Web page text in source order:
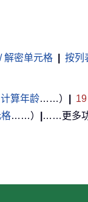
解密单元格 按列
算年龄……） 19
……） ……更多